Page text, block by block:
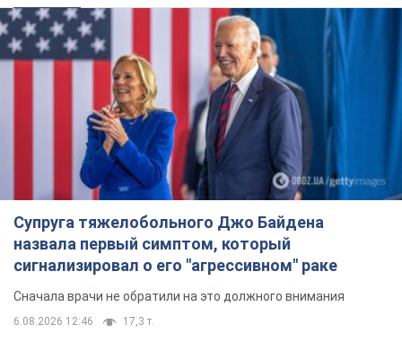
Супруга тяжелобольного Джо Байдена
назвала первый симптом, который
сигнализировал о его "агрессивном" раке
Сначала врачи не обратили на это должного внимания
6.08.2026 12:46 17,3 т.